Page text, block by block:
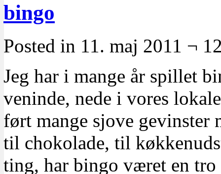
bingo
Posted in 11. maj 2011 ¬
Jeg har i mange år spillet
veninde, nede i vores
ført mange sjove
til chokolade, til
ting, har bingo været en